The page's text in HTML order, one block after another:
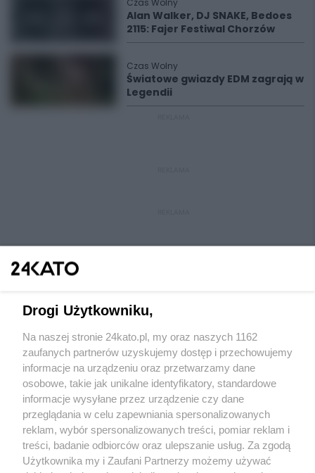
Czas Wolny
Alan Walker, DJ SNAKE, Bedoes
2115: Fajer Festiwal Chorzów
Czas Wolny
Światowe gwiazdy EDM zagrają w
Legendii
Wydawca mediów lokalnych
Nie zapomnij
zapoznać się z:
polityką prywatności regulamin korzystania z portali
Twojemiasto Skontakuj sięz nami
Drogi Użytkowniku,
Na naszej stronie 24kato.pl, my oraz naszych 1162
zaufanych partnerów uzyskujemy dostęp i przechowujemy
informacje na urządzeniu oraz przetwarzamy dane
osobowe, takie jak unikalne identyfikatory, standardowe
informacje wysyłane przez urządzenie czy dane
przeglądania w celu zapewniania spersonalizowanych
reklam, wybór spersonalizowanych treści, pomiar reklam i
treści, badanie odbiorców oraz ulepszanie usług. Za zgodą
Użytkownika my i Zaufani Partnerzy możemy używać